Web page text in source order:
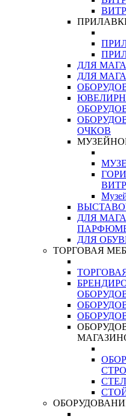
ДЛЯ
ДЛЯ
ОЧКОВ
ДЛЯ
ДЛЯ
ТОРГОВАЯ